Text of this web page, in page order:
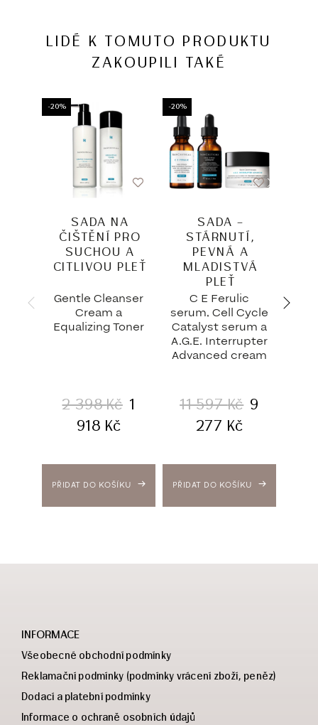
LIDÉ K TOMUTO PRODUKTU
ZAKOUPILI TAKÉ
-20%
PŘIDAT DO KOŠÍKU
SADA NA
ČIŠTĚNÍ PRO
SUCHOU A
CITLIVOU PLEŤ
Gentle Cleanser
Cream a
Equalizing Toner
2 398Kč 1
918 Kč
-20%
PŘIDAT DO KOŠÍKU
SADA –
STÁRNUTÍ,
PEVNÁ A
MLADISTVÁ
PLEŤ
C E Ferulic
serum, Cell Cycle
Catalyst serum a
A.G.E. Interrupter
Advanced cream
11 597Kč 9
277 Kč
INFORMACE
Všeobecné obchodní podmínky
Reklamační podmínky (podmínky vrácení zboží, peněz)
Dodací a platební podmínky
Informace o ochraně osobních údajů